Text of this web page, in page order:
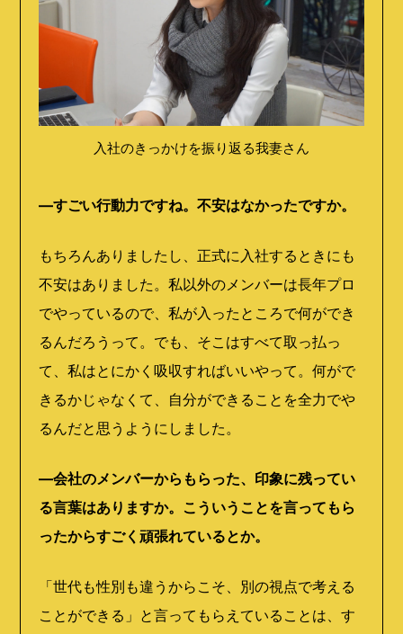
入社のきっかけを振り返る我妻さん
―すごい行動力ですね。不安はなかったですか。
もちろんありましたし、正式に入社するときにも
不安はありました。私以外のメンバーは長年プロ
でやっているので、私が入ったところで何ができ
るんだろうって。でも、そこはすべて取っ払っ
て、私はとにかく吸収すればいいやって。何がで
きるかじゃなくて、自分ができることを全力でや
るんだと思うようにしました。
―会社のメンバーからもらった、印象に残ってい
る言葉はありますか。こういうことを言ってもら
ったからすごく頑張れているとか。
「世代も性別も違うからこそ、別の視点で考える
ことができる」と言ってもらえていることは、す